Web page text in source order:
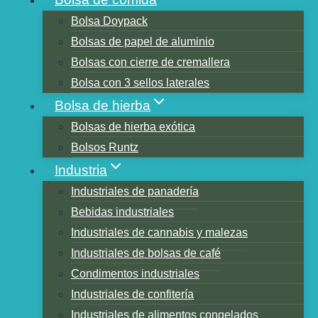
Bolsa Doypack
Bolsas de papel de aluminio
Bolsas con cierre de cremallera
Bolsa con 3 sellos laterales
Bolsa de hierba
Bolsas de hierba exótica
Bolsos Runtz
Industria
Industriales de panadería
Bebidas industriales
Industriales de cannabis y malezas
Industriales de bolsas de café
Condimentos industriales
Industriales de confitería
Industriales de alimentos congelados
Tabla de contenidos
Trabajos de preparación para almacenar
alimentos en bolsas de mylar:
Pasos para almacenar alimentos en bolsas
de mylar
Paso 1: Preparar la comida
Paso 2: Inserción de la bolsa de Mylar
Paso 3: Evacuación del aire
Paso 4: Sellado de la bolsa de Mylar
1. Sellado con una selladora térmica
2. Sellado con plancha de uso
doméstico
3. Sellado con pinzas para el cabello